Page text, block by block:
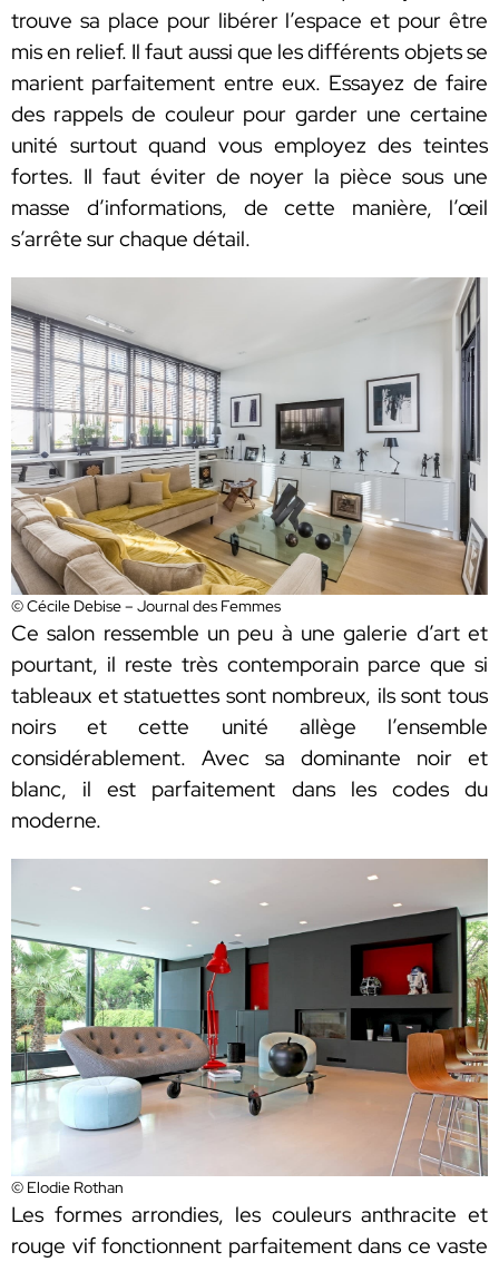
trouve sa place pour libérer l’espace et pour être
mis en relief. Il faut aussi que les différents objets se
marient parfaitement entre eux. Essayez de faire
des rappels de couleur pour garder une certaine
unité surtout quand vous employez des teintes
fortes. Il faut éviter de noyer la pièce sous une
masse d’informations, de cette manière, l’œil
s’arrête sur chaque détail.
© Cécile Debise – Journal des Femmes
Ce salon ressemble un peu à une galerie d’art et
pourtant, il reste très contemporain parce que si
tableaux et statuettes sont nombreux, ils sont tous
noirs et cette unité allège l’ensemble
considérablement. Avec sa dominante noir et
blanc, il est parfaitement dans les codes du
moderne.
© Elodie Rothan
Les formes arrondies, les couleurs anthracite et
rouge vif fonctionnent parfaitement dans ce vaste